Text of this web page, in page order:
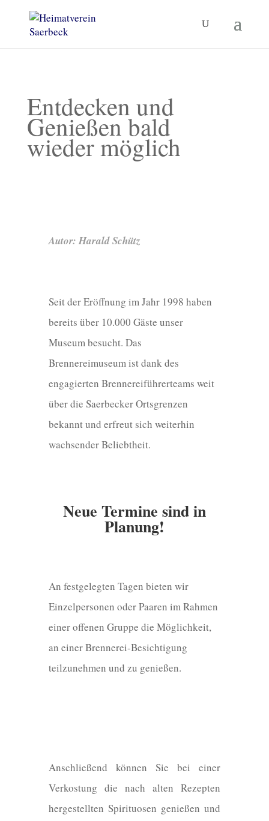
Entdecken und
Genießen bald
wieder möglich
Autor: Harald Schütz
Seit der Eröffnung im Jahr 1998 haben
bereits über 10.000 Gäste unser
Museum besucht. Das
Brennereimuseum ist dank des
engagierten Brennereiführerteams weit
über die Saerbecker Ortsgrenzen
bekannt und erfreut sich weiterhin
wachsender Beliebtheit.
Neue Termine sind in
Planung!
An festgelegten Tagen bieten wir
Einzelpersonen oder Paaren im Rahmen
einer offenen Gruppe die Möglichkeit,
an einer Brennerei-Besichtigung
teilzunehmen und zu genießen.
Anschließend können Sie bei einer
Verkostung die nach alten Rezepten
hergestellten Spirituosen genießen und